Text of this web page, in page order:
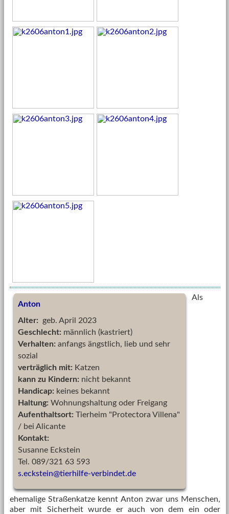
Anton
Alter: geb. April 2023
Geschlecht: männlich (kastriert)
Verhalten: anfangs ängstlich, lieb und sehr
sozial
verträglich mit: Katzen
kann zu Kindern: nicht bekannt
Handicap: keines bekannt
Haltung: Wohnungshaltung oder Freigang
Aufenthaltsort: Tierheim "Protectora Villena"
/ bei Alicante
Kontakt:
Susanne Eckstein
Tel. 089/321 63 593
s.eckstein@tierhilfe-verbindet.de
Als
ehemalige Straßenkatze kennt Anton zwar uns Menschen,
aber mit Sicherheit wurde er auch von dem ein oder